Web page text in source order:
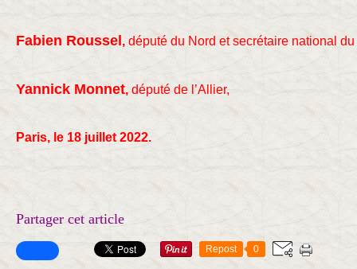
Fabien Roussel , député du Nord et secrétaire national du
Yannick Monnet, député de l’Allier,
Paris, le 18 juillet 2022.
Partager cet article
Repost 0